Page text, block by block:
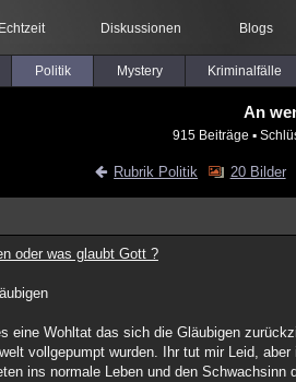
Echtzeit Diskussionen Blogs
Politik Mystery Kriminalfälle
An
915 Beiträge ▪
Rubrik Politik 20 Bilder
oder was glaubt Gott ?
eine Wohltat das sich die Gläubigen
vollgepumpt wurden. Ihr tut mir Leid,
ins normale Leben und den